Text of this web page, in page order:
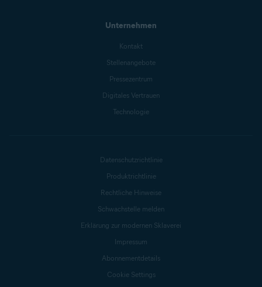
Unternehmen
Kontakt
Stellenangebote
Pressezentrum
Digitales Vertrauen
Technologie
Datenschutzrichtlinie
Produktrichtlinie
Rechtliche Hinweise
Schwachstelle melden
Erklärung zur modernen Sklaverei
Impressum
Abonnementdetails
Cookie Settings